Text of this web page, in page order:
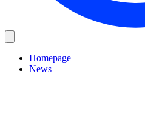
Homepage
News